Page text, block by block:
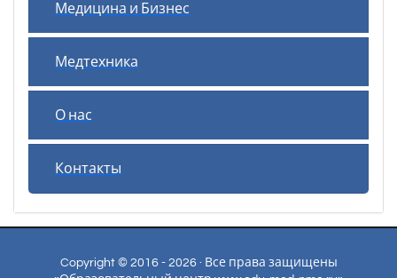
Медицина и Бизнес
Медтехника
О нас
Контакты
Copyright © 2016 - 2026 · Все права защищены